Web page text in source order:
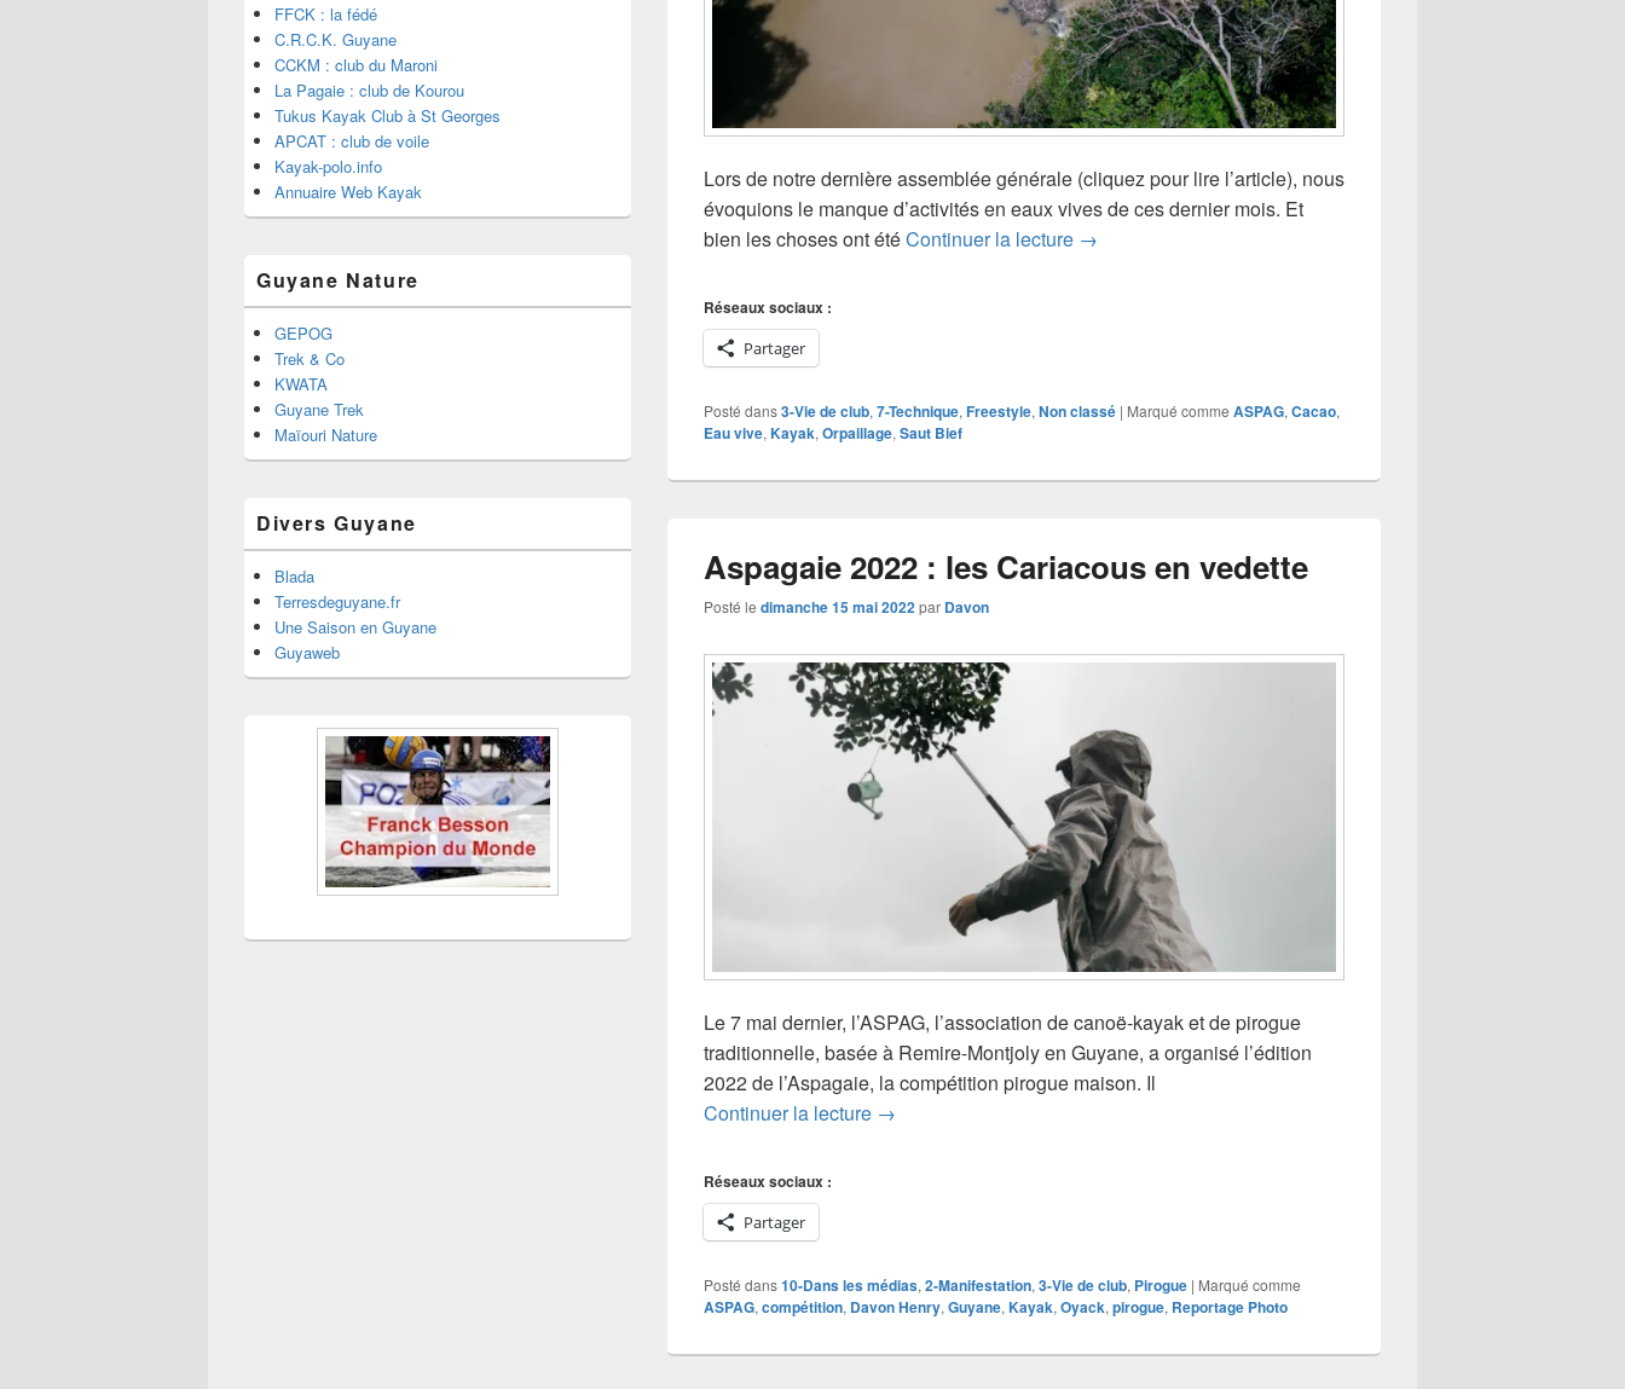
Lors de notre dernière assemblée générale (cliquez pour lire l’article), nous
évoquions le manque d’activités en eaux vives de ces dernier mois. Et
bien les choses ont étéContinuer la lecture Eaux vives à gogo
→
Réseaux sociaux :
Partager
Posté dans3-Vie de club, 7-Technique, Freestyle, Non classé | Marqué comme ASPAG, Cacao,
Eau vive, Kayak, Orpaillage, Saut Bief
Aspagaie 2022 : les Cariacous en vedette
Posté le dimanche 15 mai 2022par Davon
Le 7 mai dernier, l’ASPAG, l’association de canoë-kayak et de pirogue
traditionnelle, basée à Remire-Montjoly en Guyane, a organisé l’édition
2022 de l’Aspagaie, la compétition pirogue maison. Il
Continuer la lecture Aspagaie 2022 : les Cariacous en vedette
→
Réseaux sociaux :
Partager
Posté dans10-Dans les médias, 2-Manifestation, 3-Vie de club, Pirogue | Marqué comme
ASPAG, compétition, Davon Henry, Guyane, Kayak, Oyack, pirogue, Reportage Photo
FFCK : la fédé
C.R.C.K. Guyane
CCKM : club du Maroni
La Pagaie : club de Kourou
Tukus Kayak Club à St Georges
APCAT : club de voile
Kayak-polo.info
Annuaire Web Kayak
Guyane Nature
GEPOG
Trek & Co
KWATA
Guyane Trek
Maïouri Nature
Divers Guyane
Blada
Terresdeguyane.fr
Une Saison en Guyane
Guyaweb